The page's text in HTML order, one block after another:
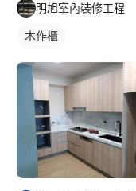
明旭室內裝修工程
木作櫃